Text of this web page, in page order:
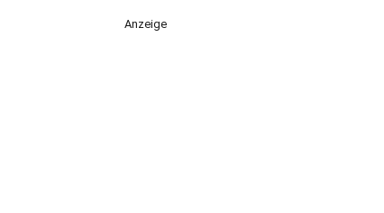
Anzeige